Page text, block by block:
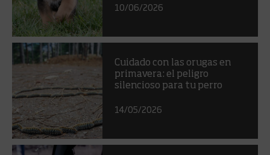
10/06/2026
Cuidado con las orugas en
primavera: el peligro
silencioso para tu perro
14/05/2026